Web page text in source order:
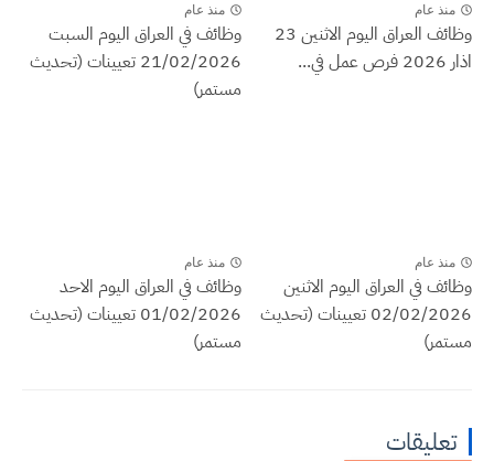
منذ عام
وظائف العراق اليوم الاثنين 23
اذار 2026 فرص عمل في...
منذ عام
وظائف في العراق اليوم السبت
21/02/2026 تعيينات (تحديث
مستمر)
منذ عام
وظائف في العراق اليوم الاثنين
02/02/2026 تعيينات (تحديث
مستمر)
منذ عام
وظائف في العراق اليوم الاحد
01/02/2026 تعيينات (تحديث
مستمر)
تعليقات